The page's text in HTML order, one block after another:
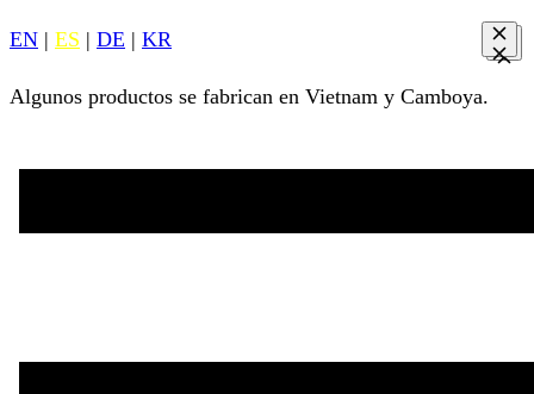
EN | ES | DE | KR
Algunos productos se fabrican en Vietnam y Camboya.